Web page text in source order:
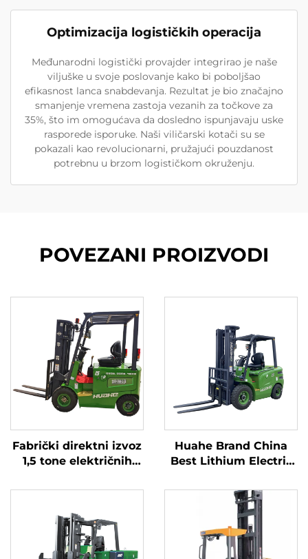
Optimizacija logističkih operacija
Međunarodni logistički provajder integrirao je naše
viljuške u svoje poslovanje kako bi poboljšao
efikasnost lanca snabdevanja. Rezultat je bio značajno
smanjenje vremena zastoja vezanih za točkove za
35%, što im omogućava da dosledno ispunjavaju uske
rasporede isporuke. Naši viličarski kotači su se
pokazali kao revolucionarni, pružajući pouzdanost
potrebnu u brzom logističkom okruženju.
POVEZANI PROIZVODI
Fabrički direktni izvoz
1,5 tone električnih
Litijum BATTER
Huahe Brand China
Best Lithium Electric
Baterijski viljuška za
prodaju